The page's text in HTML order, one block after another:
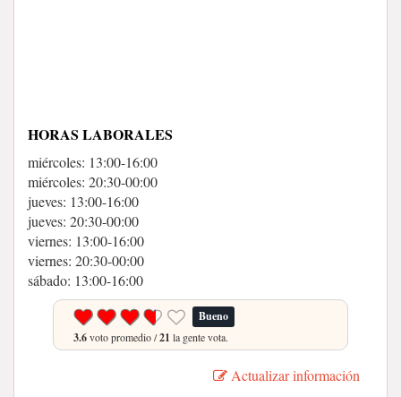
HORAS LABORALES
miércoles: 13:00-16:00
miércoles: 20:30-00:00
jueves: 13:00-16:00
jueves: 20:30-00:00
viernes: 13:00-16:00
viernes: 20:30-00:00
sábado: 13:00-16:00
Bueno
3.6voto promedio /21 la gente vota.
Actualizar información